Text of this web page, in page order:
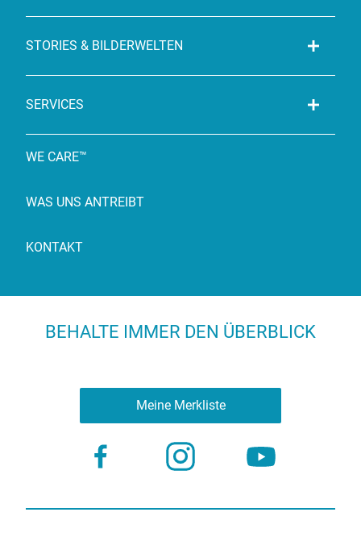
STORIES & BILDERWELTEN
SERVICES
WE CARE™
WAS UNS ANTREIBT
KONTAKT
BEHALTE IMMER DEN ÜBERBLICK
Meine Merkliste